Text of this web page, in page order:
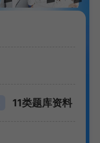
11类题库资料